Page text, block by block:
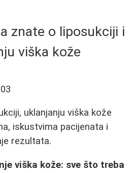
znate o liposukciji i
viška kože
uklanjanju viška kože
iskustvima pacijenata i
rezultata.
viška kože: sve što treba